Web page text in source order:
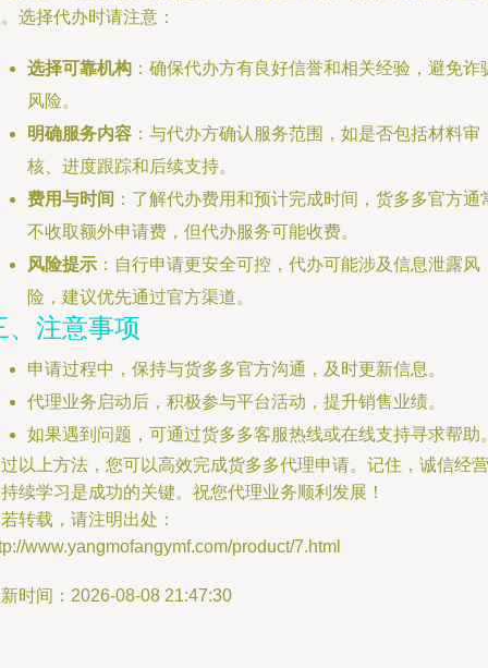
选择代办时请注意：
选择可靠机构 ：确保代办方有良好信誉和相关经验，避免诈
风险。
明确服务内容 ：与代办方确认服务范围，如是否包括材料审
核、进度跟踪和后续支持。
费用与时间 ：了解代办费用和预计完成时间，货多多官方通
不收取额外申请费，但代办服务可能收费。
风险提示 ：自行申请更安全可控，代办可能涉及信息泄露风
险，建议优先通过官方渠道。
、注意事项
申请过程中，保持与货多多官方沟通，及时更新信息。
代理业务启动后，积极参与平台活动，提升销售业绩。
如果遇到问题，可通过货多多客服热线或在线支持寻求帮助
以上方法，您可以高效完成货多多代理申请。记住，诚信经营
续学习是成功的关键。祝您代理业务顺利发展！
转载，请注明出处：
www.yangmofangymf.com/product/7.html
时间：2026-08-08 21:47:30